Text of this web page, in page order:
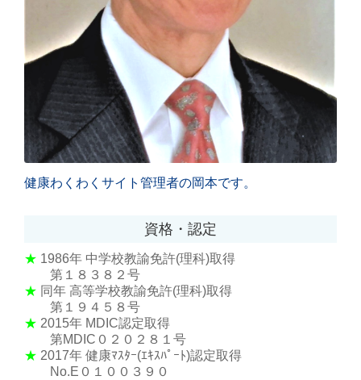
健康わくわくサイト管理者の岡本です。
資格・認定
★ 1986年 中学校教諭免許(理科)取得
第１８３８２号
★ 同年 高等学校教諭免許(理科)取得
第１９４５８号
★ 2015年 MDIC認定取得
第MDIC０２０２８１号
★ 2017年 健康ﾏｽﾀｰ(ｴｷｽﾊﾟｰﾄ)認定取得
No.E０１００３９０